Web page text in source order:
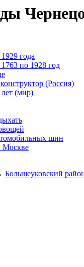
года
по 1928 год
(Россия)
лет (мир)
шин
Москве
Большеуковский